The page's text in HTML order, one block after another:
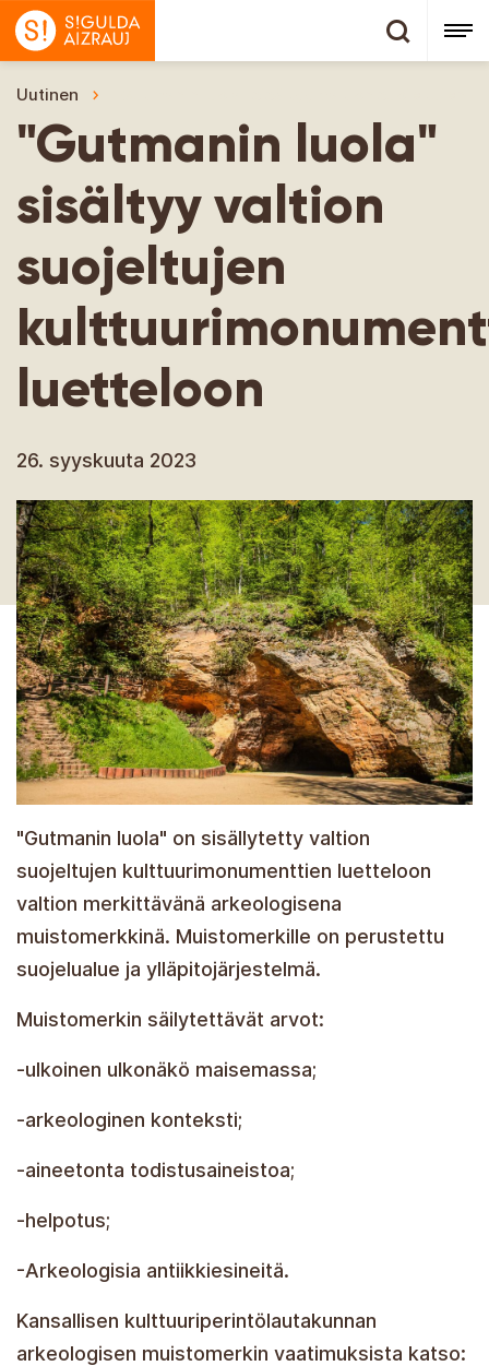
Uutinen
"Gutmanin luola"
sisältyy valtion
suojeltujen
luetteloon
26. syyskuuta 2023
"Gutmanin luola" on sisällytetty valtion
suojeltujen kulttuurimonumenttien luetteloon
valtion merkittävänä arkeologisena
muistomerkkinä. Muistomerkille on perustettu
suojelualue ja ylläpitojärjestelmä.
Muistomerkin säilytettävät arvot:
-ulkoinen ulkonäkö maisemassa;
-arkeologinen konteksti;
-aineetonta todistusaineistoa;
-helpotus;
-Arkeologisia antiikkiesineitä.
Kansallisen kulttuuriperintölautakunnan
arkeologisen muistomerkin vaatimuksista katso: